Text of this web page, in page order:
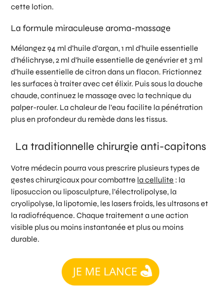
cette lotion.
La formule miraculeuse aroma-massage
Mélangez 94 ml d’huile d’argan, 1 ml d’huile essentielle
d’hélichryse, 2 ml d’huile essentielle de genévrier et 3 ml
d’huile essentielle de citron dans un flacon. Frictionnez
les surfaces à traiter avec cet élixir. Puis sous la douche
chaude, continuez le massage avec la technique du
palper-rouler. La chaleur de l’eau facilite la pénétration
plus en profondeur du remède dans les tissus.
La traditionnelle chirurgie anti-capitons
Votre médecin pourra vous prescrire plusieurs types de
gestes chirurgicaux pour combattre la cellulite : la
liposuccion ou liposculpture, l’électrolipolyse, la
cryolipolyse, la lipotomie, les lasers froids, les ultrasons et
la radiofréquence. Chaque traitement a une action
visible plus ou moins instantanée et plus ou moins
durable.